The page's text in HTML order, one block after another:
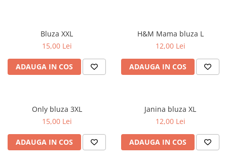
Bluza XXL
15,00 Lei
ADAUGA IN COS
H&M Mama bluza L
12,00 Lei
ADAUGA IN COS
Only bluza 3XL
15,00 Lei
ADAUGA IN COS
Janina bluza XL
12,00 Lei
ADAUGA IN COS